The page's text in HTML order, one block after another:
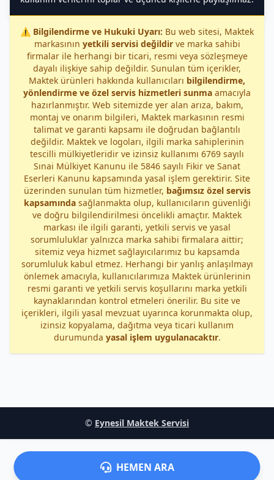
⚠️ Bilgilendirme ve Hukuki Uyarı: Bu web sitesi, Maktek
markasının yetkili servisi değildirve marka sahibi
firmalar ile herhangi bir ticari, resmi veya sözleşmeye
dayalı ilişkiye sahip değildir. Sunulan tüm içerikler,
Maktek ürünleri hakkında kullanıcıları bilgilendirme,
yönlendirme ve özel servis hizmetleri sunma amacıyla
hazırlanmıştır. Web sitemizde yer alan arıza, bakım,
montaj ve onarım bilgileri, Maktek markasının resmi
talimat ve garanti kapsamı ile doğrudan bağlantılı
değildir. Maktek ve logoları, ilgili marka sahiplerinin
tescilli mülkiyetleridir ve izinsiz kullanımı 6769 sayılı
Sınai Mülkiyet Kanunu ile 5846 sayılı Fikir ve Sanat
Eserleri Kanunu kapsamında yasal işlem gerektirir. Site
üzerinden sunulan tüm hizmetler, bağımsız özel servis
kapsamındasağlanmakta olup, kullanıcıların güvenliği
ve doğru bilgilendirilmesi öncelikli amaçtır. Maktek
markası ile ilgili garanti, yetkili servis ve yasal
sorumluluklar yalnızca marka sahibi firmalara aittir;
sitemiz veya hizmet sağlayıcılarımız bu kapsamda
sorumluluk kabul etmez. Herhangi bir yanlış anlaşılmayı
önlemek amacıyla, kullanıcılarımıza Maktek ürünlerinin
resmi garanti ve yetkili servis koşullarını marka yetkili
kaynaklarından kontrol etmeleri önerilir. Bu site ve
içerikleri, ilgili yasal mevzuat uyarınca korunmakta olup,
izinsiz kopyalama, dağıtma veya ticari kullanım
durumunda yasal işlem uygulanacaktır.
© Eynesil Maktek Servisi
HEMEN ARA